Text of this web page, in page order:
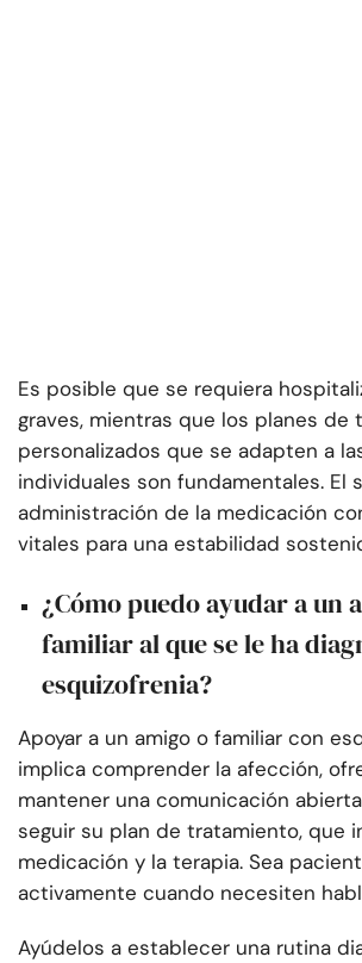
Es posible que se requiera
graves, mientras que los planes de
personalizados que se adapten a
individuales son fundamentales. El
administración de la medicación
vitales para una estabilidad
¿Cómo puedo ayudar a un
familiar al que se le ha
esquizofrenia?
Apoyar a un amigo o familiar con
implica comprender la afección,
mantener una comunicación
seguir su plan de tratamiento, que
medicación y la terapia. Sea
activamente cuando necesiten
Ayúdelos a establecer una rutina